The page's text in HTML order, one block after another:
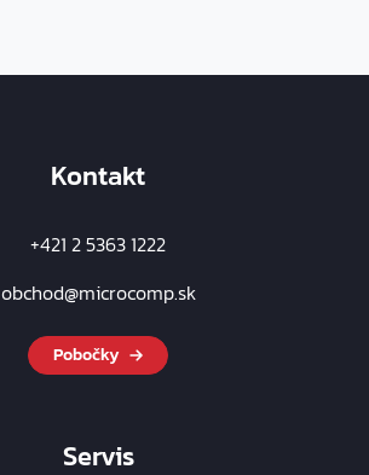
Kontakt
+421 2 5363 1222
obchod@microcomp.sk
Pobočky
Servis